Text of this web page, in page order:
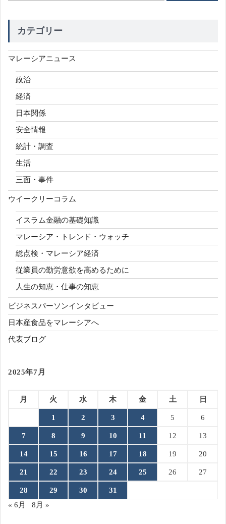
カテゴリー
マレーシアニュース
政治
経済
日本関係
安全情報
統計・調査
生活
三面・事件
ウイークリーコラム
イスラム金融の基礎知識
マレーシア・トレンド・ウォッチ
総点検・マレーシア経済
従業員の勤労意欲を高めるために
人生の知恵・仕事の知恵
ビジネスパーソンインタビュー
日本産食品をマレーシアへ
代表ブログ
2025年7月
月 火 水 木 金 土 日
1 2 3 4 5 6
7 8 9 10 11 12 13
14 15 16 17 18 19 20
21 22 23 24 25 26 27
28 29 30
31
« 6月
8月 »